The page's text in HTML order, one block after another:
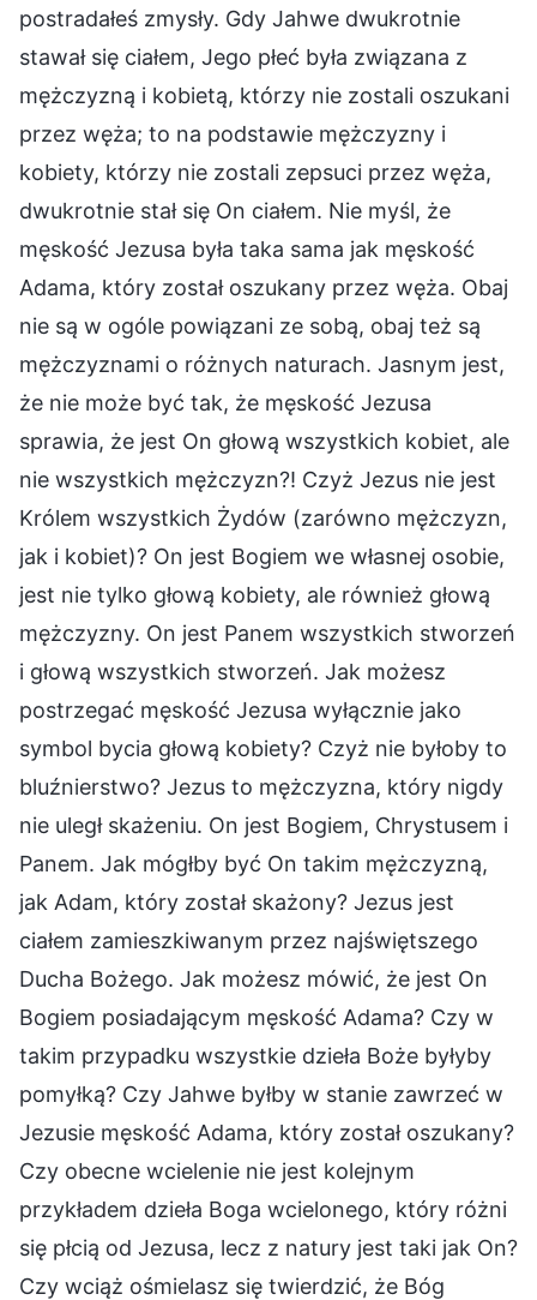
postradałeś zmysły. Gdy Jahwe dwukrotnie
stawał się ciałem, Jego płeć była związana z
mężczyzną i kobietą, którzy nie zostali oszukani
przez węża; to na podstawie mężczyzny i
kobiety, którzy nie zostali zepsuci przez węża,
dwukrotnie stał się On ciałem. Nie myśl, że
męskość Jezusa była taka sama jak męskość
Adama, który został oszukany przez węża. Obaj
nie są w ogóle powiązani ze sobą, obaj też są
mężczyznami o różnych naturach. Jasnym jest,
że nie może być tak, że męskość Jezusa
sprawia, że jest On głową wszystkich kobiet, ale
nie wszystkich mężczyzn?! Czyż Jezus nie jest
Królem wszystkich Żydów (zarówno mężczyzn,
jak i kobiet)? On jest Bogiem we własnej osobie,
jest nie tylko głową kobiety, ale również głową
mężczyzny. On jest Panem wszystkich stworzeń
i głową wszystkich stworzeń. Jak możesz
postrzegać męskość Jezusa wyłącznie jako
symbol bycia głową kobiety? Czyż nie byłoby to
bluźnierstwo? Jezus to mężczyzna, który nigdy
nie uległ skażeniu. On jest Bogiem, Chrystusem i
Panem. Jak mógłby być On takim mężczyzną,
jak Adam, który został skażony? Jezus jest
ciałem zamieszkiwanym przez najświętszego
Ducha Bożego. Jak możesz mówić, że jest On
Bogiem posiadającym męskość Adama? Czy w
takim przypadku wszystkie dzieła Boże byłyby
pomyłką? Czy Jahwe byłby w stanie zawrzeć w
Jezusie męskość Adama, który został oszukany?
Czy obecne wcielenie nie jest kolejnym
przykładem dzieła Boga wcielonego, który różni
się płcią od Jezusa, lecz z natury jest taki jak On?
Czy wciąż ośmielasz się twierdzić, że Bóg